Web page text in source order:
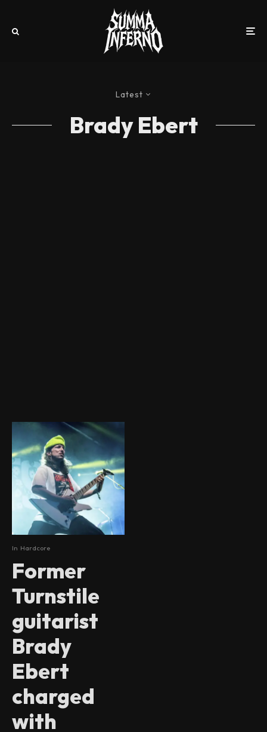
Latest
Brady Ebert
In Hardcore
Former
Turnstile
guitarist
Brady
Ebert
charged
with